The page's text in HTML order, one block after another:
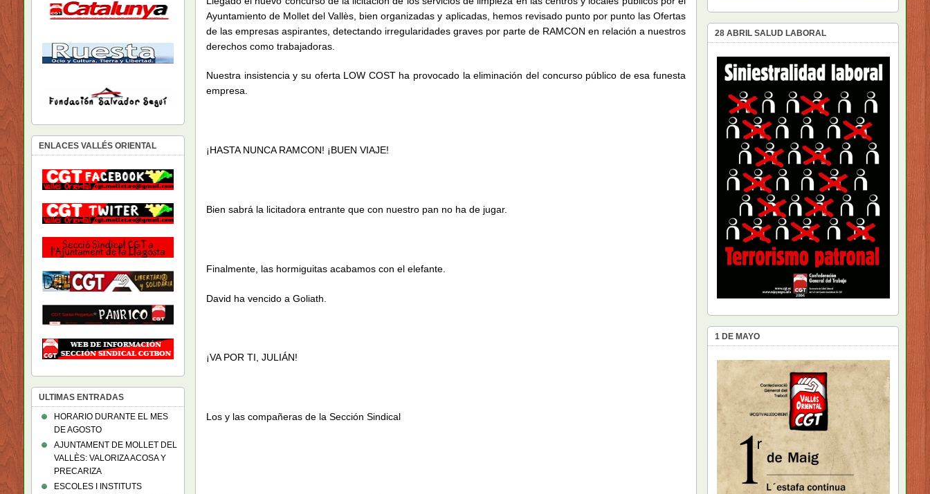
Ayuntamiento de Mollet del Vallès, bien organizadas y aplicadas, hemos revisado punto por punto las Ofertas
de las empresas aspirantes, detectando irregularidades graves por parte de RAMCON en relación a nuestros
derechos como trabajadoras.
Nuestra insistencia y su oferta LOW COST ha provocado la eliminación del concurso público de esa funesta
empresa.
¡HASTA NUNCA RAMCON! ¡BUEN VIAJE!
Bien sabrá la licitadora entrante que con nuestro pan no ha de jugar.
Finalmente, las hormiguitas acabamos con el elefante.
David ha vencido a Goliath.
¡VA POR TI, JULIÁN!
Los y las compañeras de la Sección Sindical
ENLACES VALLÉS ORIENTAL
ULTIMAS ENTRADAS
HORARIO DURANTE EL MES
DE AGOSTO
AJUNTAMENT DE MOLLET DEL
VALLÈS: VALORIZA ACOSA Y
PRECARIZA
ESCOLES I INSTITUTS
28 ABRIL SALUD LABORAL
1 DE MAYO